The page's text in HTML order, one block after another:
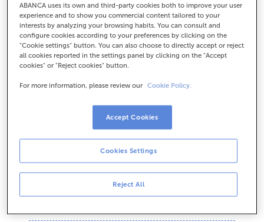
O servizo cumpre con todos os nosos
protocolos de seguridade. Se o teu cliente
paga con tarxeta, validaremos a subscrición
cunha clave enviada ao seu móbil.
Canto custa?
os primeiros tres meses é gratis.
podes empezar a usalo agora mesmo!
ABANCA uses its own and third-party cookies both to improve your user
experience and to show you commercial content tailored to your
interests by analyzing your browsing habits. You can consult and
configure cookies according to your preferences by clicking on the
"Cookie settings" button. You can also choose to directly accept or reject
all cookies reported in the settings panel by clicking on the "Accept
cookies" or "Reject cookies" button.
For more information, please review our Cookie Policy.
Reject All
Cookies Settings
Accept Cookies